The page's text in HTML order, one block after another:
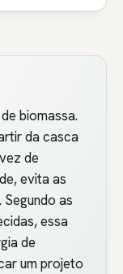
biomassa.
da casca
de
evita as
as
essa
de
um projeto